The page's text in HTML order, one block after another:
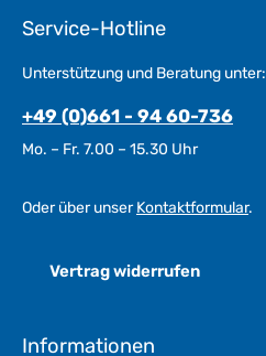
Service-Hotline
Unterstützung und Beratung unter:
+49 (0)661 - 94 60-736
Mo. – Fr. 7.00 – 15.30 Uhr
Oder über unserKontaktformular.
Vertrag widerrufen
Informationen